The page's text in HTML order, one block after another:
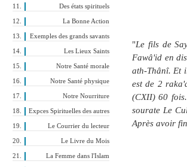
Des états spirituels
La Bonne Action
Exemples des grands savants
Les Lieux Saints
Notre Santé morale
Notre Santé physique
Notre Nourriture
Expces Spirituelles des autres
Le Courrier du lecteur
Le Livre du Mois
La Femme dans l'Islam
"Le fils de
Fawâ'id en
ath-Thânî. Et
est de 2
(CXII) 60
sourate Le
Après avoir